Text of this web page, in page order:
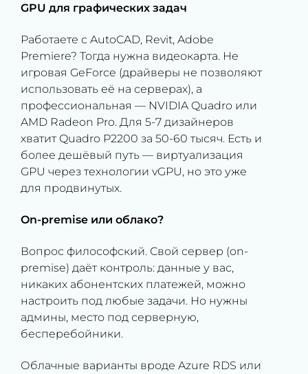
GPU для графических задач
Работаете с AutoCAD, Revit, Adobe
Premiere? Тогда нужна видеокарта. Не
игровая GeForce (драйверы не позволяют
использовать её на серверах), а
профессиональная — NVIDIA Quadro или
AMD Radeon Pro. Для 5-7 дизайнеров
хватит Quadro P2200 за 50-60 тысяч. Есть и
более дешёвый путь — виртуализация
GPU через технологии vGPU, но это уже
для продвинутых.
On-premise или облако?
Вопрос философский. Свой сервер (on-
premise) даёт контроль: данные у вас,
никаких абонентских платежей, можно
настроить под любые задачи. Но нужны
админы, место под серверную,
бесперебойники.
Облачные варианты вроде Azure RDS или